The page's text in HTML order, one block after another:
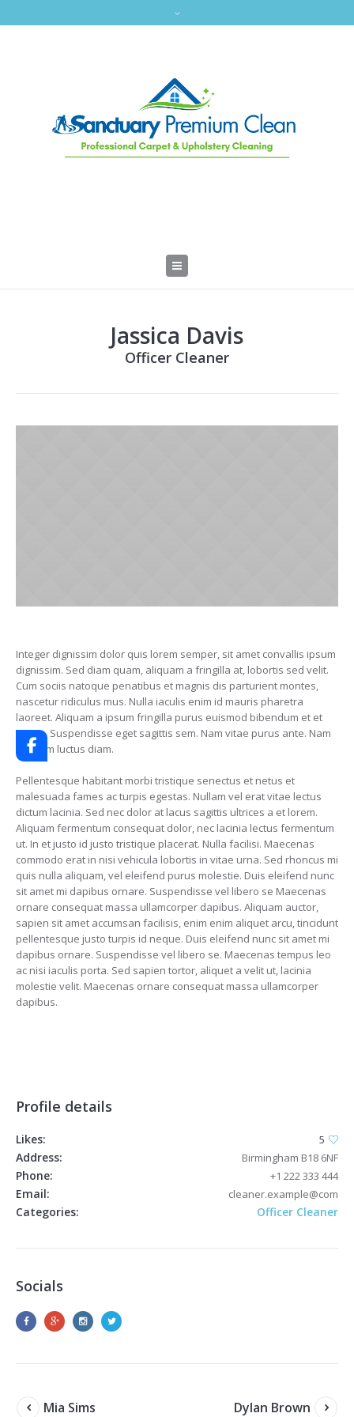
Jassica Davis
Officer Cleaner
Integer dignissim dolor quis lorem semper, sit amet convallis ipsum
dignissim. Sed diam quam, aliquam a fringilla at, lobortis sed velit.
Cum sociis natoque penatibus et magnis dis parturient montes,
nascetur ridiculus mus. Nulla iaculis enim id mauris pharetra
laoreet. Aliquam a ipsum fringilla purus euismod bibendum et et
ipsum. Suspendisse eget sagittis sem. Nam vitae purus ante. Nam
aliquam luctus diam.
Pellentesque habitant morbi tristique senectus et netus et
malesuada fames ac turpis egestas. Nullam vel erat vitae lectus
dictum lacinia. Sed nec dolor at lacus sagittis ultrices a et lorem.
Aliquam fermentum consequat dolor, nec lacinia lectus fermentum
ut. In et justo id justo tristique placerat. Nulla facilisi. Maecenas
commodo erat in nisi vehicula lobortis in vitae urna. Sed rhoncus mi
quis nulla aliquam, vel eleifend purus molestie. Duis eleifend nunc
sit amet mi dapibus ornare. Suspendisse vel libero se Maecenas
ornare consequat massa ullamcorper dapibus. Aliquam auctor,
sapien sit amet accumsan facilisis, enim enim aliquet arcu, tincidunt
pellentesque justo turpis id neque. Duis eleifend nunc sit amet mi
dapibus ornare. Suspendisse vel libero se. Maecenas tempus leo
ac nisi iaculis porta. Sed sapien tortor, aliquet a velit ut, lacinia
molestie velit. Maecenas ornare consequat massa ullamcorper
dapibus.
Profile details
Likes: 5
Address: Birmingham B18 6NF
Phone: +1 222 333 444
Email: cleaner.example@com
Categories: Officer Cleaner
Socials
Mia Sims Dylan Brown